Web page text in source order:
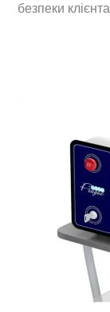
безпеки